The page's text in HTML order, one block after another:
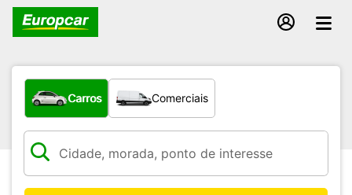
Que tipo de veículo pretende?
Carros Comerciais